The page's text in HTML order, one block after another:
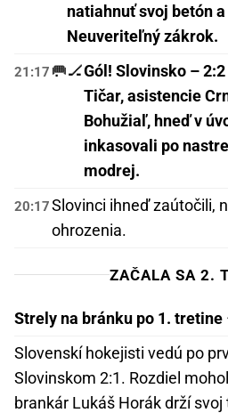
natiahnuť svoj betón
Neuveriteľný zákrok.
21:17 🥅🏒Gól! Slovinsko –
Tičar, asistencie
Bohužiaľ, hneď v
inkasovali po
modrej.
20:17Slovinci ihneď zaútočili,
ohrozenia.
ZAČALA SA 2.
Strely na bránku po 1. tretine
Slovenskí hokejisti vedú po
Slovinskom 2:1. Rozdiel
brankár Lukáš Horák drží